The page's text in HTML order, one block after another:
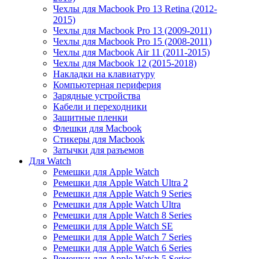
Чехлы для Macbook Pro 13 Retina (2012-
2015)
Чехлы для Macbook Pro 13 (2009-2011)
Чехлы для Macbook Pro 15 (2008-2011)
Чехлы для Macbook Air 11 (2011-2015)
Чехлы для Macbook 12 (2015-2018)
Накладки на клавиатуру
Компьютерная периферия
Зарядные устройства
Кабели и переходники
Защитные пленки
Флешки для Macbook
Стикеры для Macbook
Затычки для разъемов
Для Watch
Ремешки для Apple Watch
Ремешки для Apple Watch Ultra 2
Ремешки для Apple Watch 9 Series
Ремешки для Apple Watch Ultra
Ремешки для Apple Watch 8 Series
Ремешки для Apple Watch SE
Ремешки для Apple Watch 7 Series
Ремешки для Apple Watch 6 Series